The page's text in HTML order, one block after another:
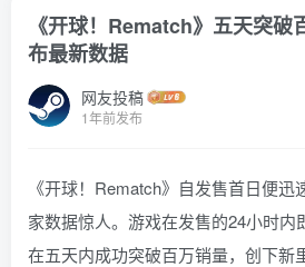
《开球！Rematch》五天突破
布最新数据
网友投稿
1年前发布
《开球！Rematch》自发售首日便
家数据惊人。游戏在发售的24小时内
在五天内成功突破百万销量，创下新